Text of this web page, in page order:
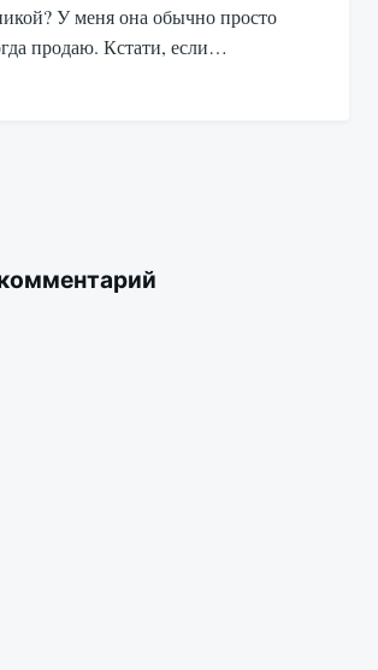
У меня она обычно просто
продаю. Кстати, если…